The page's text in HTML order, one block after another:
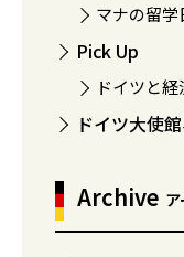
マナの留学
Pick Up
ドイツと経
ドイツ大使
Archive